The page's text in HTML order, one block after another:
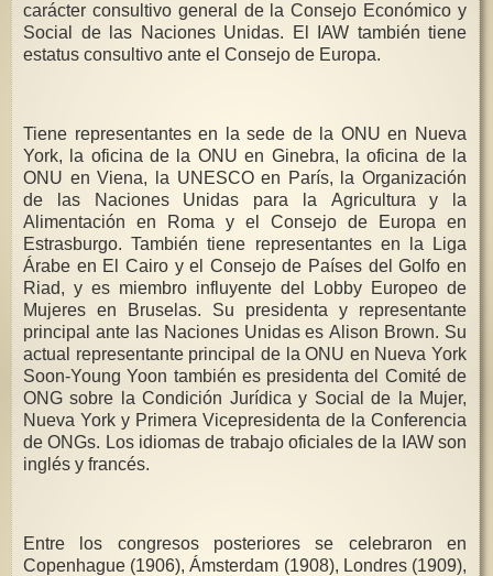
carácter consultivo general de la Consejo Económico y
Social de las Naciones Unidas. El IAW también tiene
estatus consultivo ante el Consejo de Europa.
Tiene representantes en la sede de la ONU en Nueva
York, la oficina de la ONU en Ginebra, la oficina de la
ONU en Viena, la UNESCO en París, la Organización
de las Naciones Unidas para la Agricultura y la
Alimentación en Roma y el Consejo de Europa en
Estrasburgo. También tiene representantes en la Liga
Árabe en El Cairo y el Consejo de Países del Golfo en
Riad, y es miembro influyente del Lobby Europeo de
Mujeres en Bruselas. Su presidenta y representante
principal ante las Naciones Unidas es Alison Brown. Su
actual representante principal de la ONU en Nueva York
Soon-Young Yoon también es presidenta del Comité de
ONG sobre la Condición Jurídica y Social de la Mujer,
Nueva York y Primera Vicepresidenta de la Conferencia
de ONGs. Los idiomas de trabajo oficiales de la IAW son
inglés y francés.
Entre los congresos posteriores se celebraron en
Copenhague (1906), Ámsterdam (1908), Londres (1909),